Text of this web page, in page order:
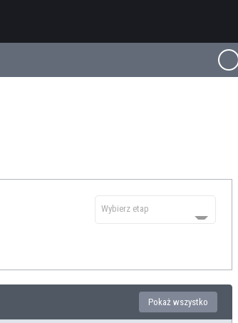
Wybierz etap
Pokaż wszystko